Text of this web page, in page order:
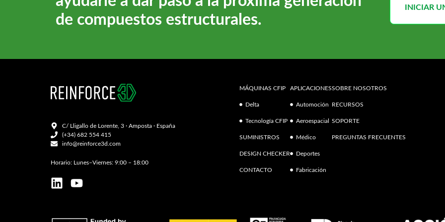
de compuestos estructurales.
INICIAR
C/ Lligallo de Lorente, 3 · Amposta · España
(+34) 682 554 415
info@reinforce3d.com
Horario: Lunes–Viernes: 9:00 – 18:00
MÁQUINAS CFIP
Delta
Tecnología CFIP
SUMINISTROS
DESIGN CHECKER
CONTACTO
APLICACIONES
Automoción
Aeroespacial
Médico
Deportes
Fabricación
SOBRE NOSOTROS
RECURSOS
SOPORTE
PREGUNTAS FRECUENTES